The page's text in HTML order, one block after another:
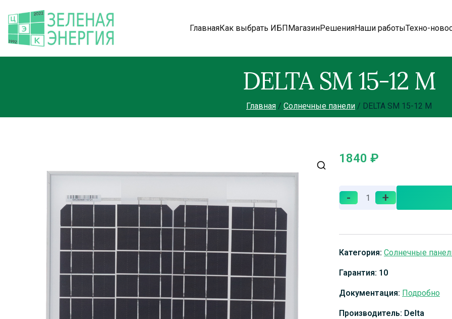
ГлавнаяКак выбрать ИБПМагазинРешенияНаши работыТехно-
DELTA SM 15-12 M
Главная Солнечные панели DELTA SM 15-12 M
1840 ₽
- +
Категория: Солнечные
Гарантия: 10
Документация: Подробно
Производитель: Delta